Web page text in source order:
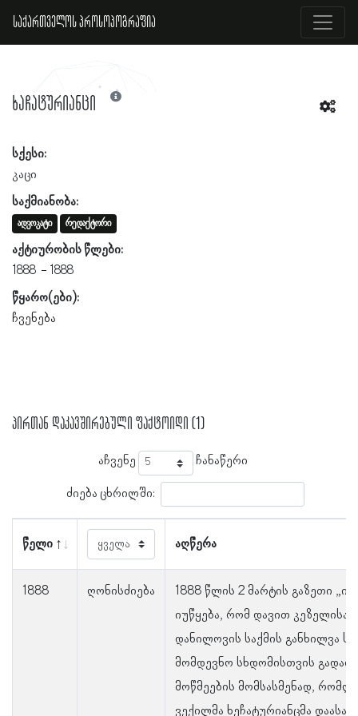
საქართველოს პროსოპოგრაფია
ხაჩატურიანცი
სქესი:
კაცი
საქმიანობა:
ადვოკატი რედაქტორი
აქტიურობის წლები:
1888
1888
წყარო(ები):
ჩვენება
პირთან დაკავშირებული ფაქტოიდი (1)
აჩვენე ჩანაწერი
ძიება ცხრილში:
წელი აღწერა
1888 ღონისძიება
1888 წლის 2 მარტის გაზეთი
იუწყება, რომ დავით კეზელისა
დანილოვის საქმის განხილვა
მომდევნო სხდომისთვის
მოწმეების მომსასმენად,
ვექილმა ხეჩატურიანცმა